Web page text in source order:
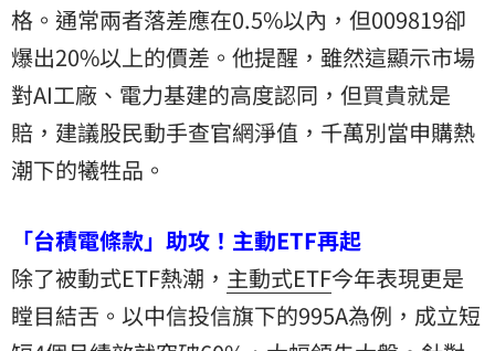
格。通常兩者落差應在0.5%以內，但009819卻
爆出20%以上的價差。他提醒，雖然這顯示市場
對AI工廠、電力基建的高度認同，但買貴就是
賠，建議股民動手查官網淨值，千萬別當申購熱
潮下的犧牲品。
「台積電條款」助攻！主動ETF再起
除了被動式ETF熱潮， 主動式ETF今年表現更是
瞠目結舌。以中信投信旗下的995A為例，成立短